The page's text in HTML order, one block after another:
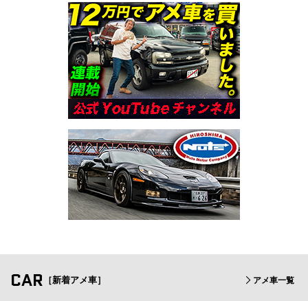
CAR ［新着アメ車］ アメ車一覧